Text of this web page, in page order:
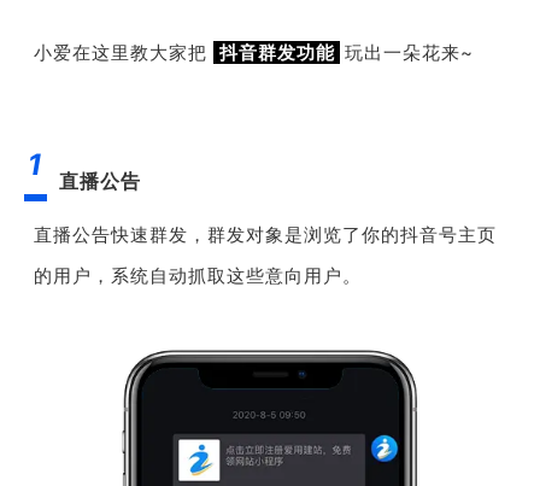
小爱在这里教大家把 抖音群发功能 玩出一朵花来~
1 直播公告
直播公告快速群发，群发对象是浏览了你的抖音号主页
的用户，系统自动抓取这些意向用户。